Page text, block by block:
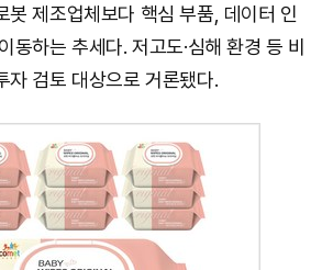
봇 제조업체보다 핵심 부품, 데이터 인
동하는 추세다. 저고도·심해 환경 등 비
자 검토 대상으로 거론됐다.